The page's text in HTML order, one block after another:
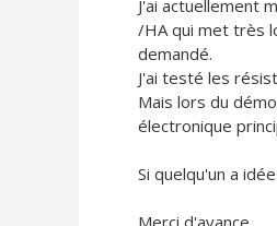
J'ai actuellement
/HA qui met très
demandé.
J'ai testé les
Mais lors du
électronique
Si quelqu'un a
Merci d'avance